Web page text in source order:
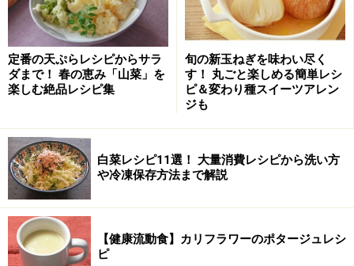
1
たっぷりの水に30分つける。
レバーは丸のまま、たっぷりの水に30分つける。鍋に湯
を沸かし、長ねぎ、生姜を入れて沸騰したらレバーを入
れ、10分間ゆでて冷水にとり、アクを洗い流す。
レバーが大きい場合は、縦に2つに切ってゆでる。生姜
は煮込む時にも使うので捨てないで！
定番の天ぷらレシピからサラ
ダまで！ 春の恵み「山菜」を
楽しむ絶品レシピ集
旬の新玉ねぎを味わい尽く
す！ 丸ごと楽しめる簡単レシ
ピ＆変わり種スイーツアレン
ジも
白菜レシピ11選！ 大量消費レシピから洗い方
や冷凍保存方法まで解説
【健康流動食】カリフラワーのポタージュレシ
ピ